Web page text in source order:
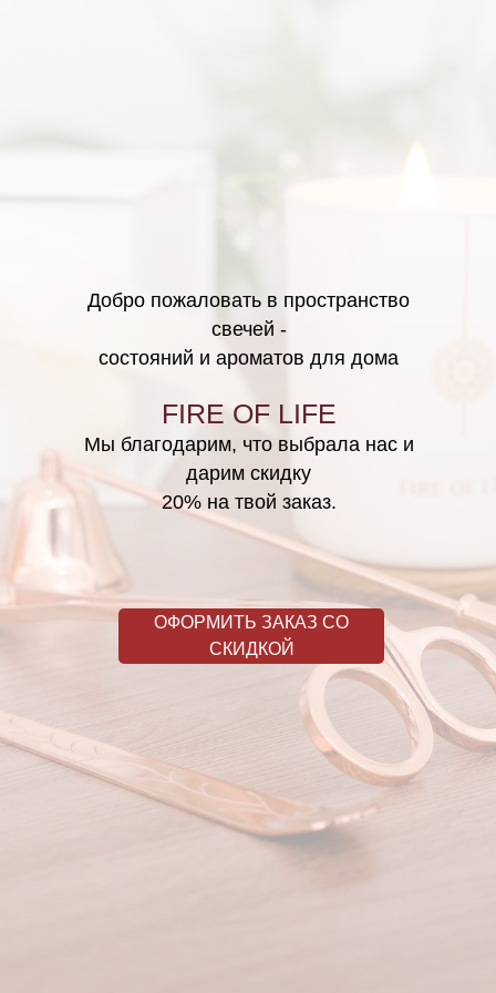
Добро пожаловать в пространство
свечей -
состояний и ароматов для дома
Мы благодарим, что выбрала нас и
дарим скидку
20% на твой заказ.
FIRE OF LIFE
ОФОРМИТЬ ЗАКАЗ СО
СКИДКОЙ